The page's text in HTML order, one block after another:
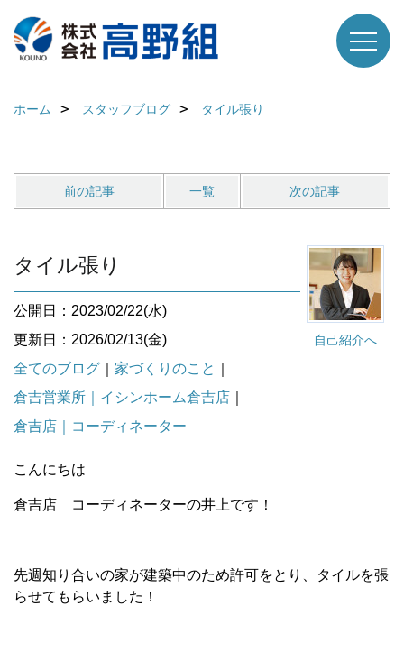
ホーム スタッフブログ タイル張り
前の記事 一覧 次の記事
自己紹介へ
タイル張り
公開日：2023/02/22(水)
更新日：2026/02/13(金)
全てのブログ
家づくりのこと
倉吉営業所｜イシンホーム倉吉店
倉吉店｜コーディネーター
こんにちは
倉吉店 コーディネーターの井上です！
先週知り合いの家が建築中のため許可をとり、タイルを張
らせてもらいました！